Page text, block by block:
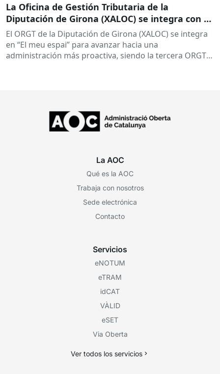
La Oficina de Gestión Tributaria de la
Diputación de Girona (XALOC) se integra con El
meu Espai
El ORGT de la Diputación de Girona (XALOC) se integra
en “El meu espai” para avanzar hacia una
administración más proactiva, siendo la tercera ORGT
La AOC
Qué es la AOC
Trabaja con nosotros
Sede electrónica
Contacto
Servicios
eNOTUM
eTRAM
idCAT
VÀLID
eSET
Via Oberta
Ver todos los servicios